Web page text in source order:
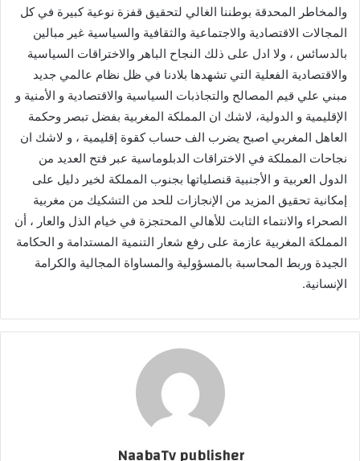
والمخاطر المحدقة بوطننا الغالي لتحقيق قفزة نوعية كبيرة في كل
المجالات الاقتصادية والاجتماعية والثقافية والسياسية غير مبالين
بالدسائس ، ولا ادل على ذلك النجاح الباهر والاختراقات السياسية
والاقتصادية الفعلية التي تشهدها بلادنا في ظل نظام عالمي جديد
مبني علي قيم المصالح والتجاذبات السياسية والاقتصادية و الأمنية و
الإقليمية و الدولية، لاشك ان المملكة المغربية بفضل تبصر وحكمة
العاهل المغربي اصبح يضرب الف حساب كقوة إقليمية ، و لاشك ان
نجاحات المملكة في الاختراقات الدبلوماسية عبر فتح العديد من
الدول العربية و الأجنبية قنصلياتها بجنوب المملكة لخير دليل على
إمكانية تحقيق المزيد من الإنجازات للحد من التشكيك من مغربية
الصحراء والانتماء الثابت للأهالي المحتجزة في خيام الذل والعار ، أن
المملكة المغربية عازمة على رفع شعار التنمية المستدامة و الحكامة
الجيدة وربط المحاسبة بالمسؤولية والمساواة المجالية والكرامة
الإنسانية.